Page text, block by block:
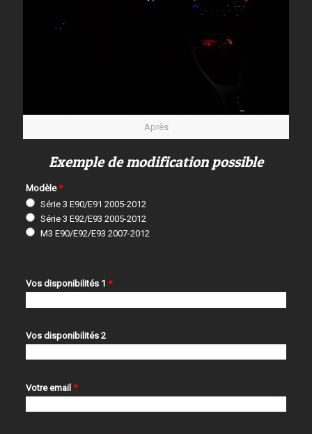
Après
Exemple de modification possible
Modèle*
Série 3 E90/E91 2005-2012
Série 3 E92/E93 2005-2012
M3 E90/E92/E93 2007-2012
Vos disponibilités 1 *
Vos disponibilités 2
Votre email *